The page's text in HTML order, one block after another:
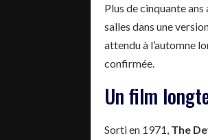
Plus de cinquante
salles dans une
attendu à l’automne
confirmée.
Un film
Sorti en 1971, The